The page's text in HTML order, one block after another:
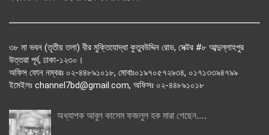
৩৮ মা ভবন (তৃতীয় তলা) বীর মুক্তিযোদ্ধা কুতুবউদ্দিন রোড, সেক্টর #৮ আব্দুল্লাহপুর
উত্তরা পূর্ব, ঢাকা-১২৩০।
অফিস ফোন নম্বরঃ ০২-৪৪৮৯১০১৮, মোবাঃ০১৯৭০৫৭২৯৩৪, ০১৭১৩৩৯৪৭৯৯
ইমেইলঃ channel7bd@gmail.com, অফিসঃ ০২-৪৪৮৯১০১৮
অধ্যাপক আবুল কাসেম ফজলুল হক মারা গেছেন….